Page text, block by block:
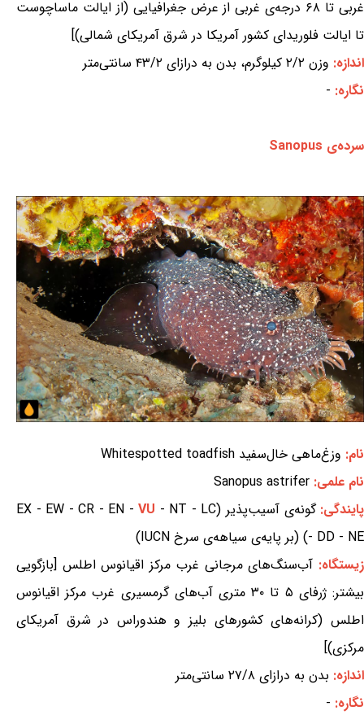
غربی تا ۶۸ درجه‌ی غربی از عرض جغرافیایی (از ایالت ماساچوست
تا ایالت فلوریدای کشور آمریکا در شرق آمریکای شمالی)]
اندازه: وزن ۲/۲ کیلوگرم، بدن به درازای ۴۳/۲ سانتی‌متر
نگاره: -
سرده‌ی Sanopus
نام: وزغ‌ماهی خال‌سفید Whitespotted toadfish
نام علمی: Sanopus astrifer
پایندگی:گونه‌ی آسیب‌پذیر (EX - EW - CR - EN - VU - NT - LC
- DD - NE) (بر پایه‌ی سیاهه‌ی سرخ IUCN)
زیستگاه: آب‌سنگ‌های مرجانی غرب مرکز اقیانوس اطلس [بازگویی
بیشتر: ژرفای ۵ تا ۳۰ متری آب‌های گرمسیری غرب مرکز اقیانوس
اطلس (کرانه‌های کشورهای بلیز و هندوراس در شرق آمریکای
مرکزی)]
اندازه: بدن به درازای ۲۷/۸ سانتی‌متر
نگاره: -